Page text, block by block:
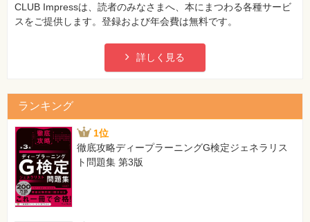
CLUB Impressは、読者のみなさまへ、本にまつわる各種サービ
スをご提供します。登録および年会費は無料です。
詳しく見る
ランキング
1位
徹底攻略ディープラーニングG検定ジェネラリス
ト問題集 第3版